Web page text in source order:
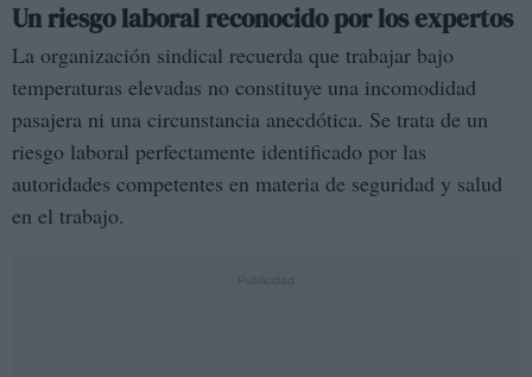
Un riesgo laboral reconocido por los expertos
La organización sindical recuerda que trabajar bajo
temperaturas elevadas no constituye una incomodidad
pasajera ni una circunstancia anecdótica. Se trata de un
riesgo laboral perfectamente identificado por las
autoridades competentes en materia de seguridad y salud
en el trabajo.